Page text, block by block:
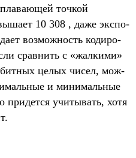
точ­кой
10 308 , даже экспо­
воз­можность кодиро­
срав­нить с «жал­кими»
целых чисел, мож­
и минималь­ные
при­дет­ся учи­тывать, хотя